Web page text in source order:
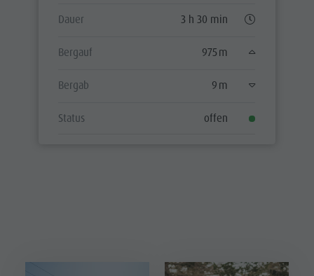
Dauer 3 h 30 min
Bergauf 975 m
Bergab 9 m
Status offen